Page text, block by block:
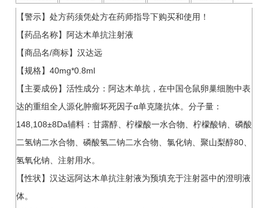
【警示】处方药须凭处方在药师指导下购买和使用！
【药品名称】阿达木单抗注射液
【商品名/商标】汉达远
【规格】40mg*0.8ml
【主要成份】活性成分：阿达木单抗，在中国仓鼠卵巢细胞中表
达的重组全人源化肿瘤坏死因子α单克隆抗体。分子量：
148,108±8Da辅料：甘露醇、柠檬酸一水合物、柠檬酸钠、磷酸
二氢钠二水合物、磷酸氢二钠二水合物、氯化钠、聚山梨醇80、
氢氧化钠、注射用水。
【性状】汉达远阿达木单抗注射液为预填充于注射器中的澄明液
体。